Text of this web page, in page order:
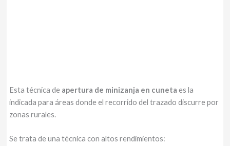
Esta técnica de apertura de minizanja en cuneta es la
indicada para áreas donde el recorrido del trazado discurre por
zonas rurales.
Se trata de una técnica con altos rendimientos: